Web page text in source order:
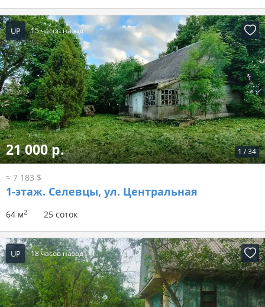
UP 15 часов назад
1 /34
21 000 р.
≈ 7 183 $
1-этаж. Селевцы, ул. Центральная
64 м2 25 соток
UP 18 часов назад